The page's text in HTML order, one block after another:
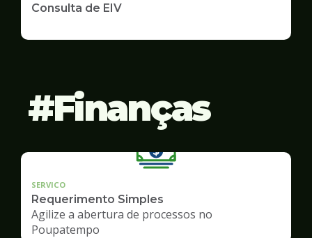
Consulta de EIV
Finanças
SERVICO
Requerimento Simples
Agilize a abertura de processos no
Poupatempo